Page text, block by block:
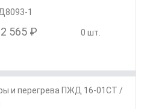
1
2 565 ₽ 0 шт.
и перегрева ПЖД 16-01СТ /